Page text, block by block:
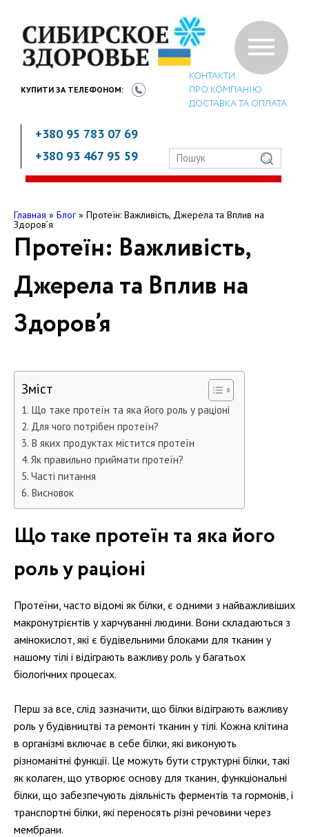
КУПИТИ ЗА ТЕЛЕФОНОМ:
+380 95 783 07 69
+380 93 467 95 59
КОНТАКТИ
ПРО КОМПАНІЮ
ДОСТАВКА ТА ОПЛАТА
Главная » Блог » Протеїн: Важливість, Джерела та Вплив на
Здоров’я
Протеїн: Важливість,
Джерела та Вплив на
Здоров’я
Зміст
Що таке протеїн та яка його роль у раціоні
Для чого потрібен протеїн?
В яких продуктах містится протеїн
Як правильно приймати протеїн?
Часті питання
Висновок
Що таке протеїн та яка його
роль у раціоні
Протеїни, часто відомі як білки, є одними з найважливіших
макронутрієнтів у харчуванні людини. Вони складаються з
амінокислот, які є будівельними блоками для тканин у
нашому тілі і відіграють важливу роль у багатьох
біологічних процесах.
Перш за все, слід зазначити, що білки відіграють важливу
роль у будівництві та ремонті тканин у тілі. Кожна клітина
в організмі включає в себе білки, які виконують
різноманітні функції. Це можуть бути структурні білки, такі
як колаген, що утворює основу для тканин, функціональні
білки, що забезпечують діяльність ферментів та гормонів, і
транспортні білки, які переносять різні речовини через
мембрани.